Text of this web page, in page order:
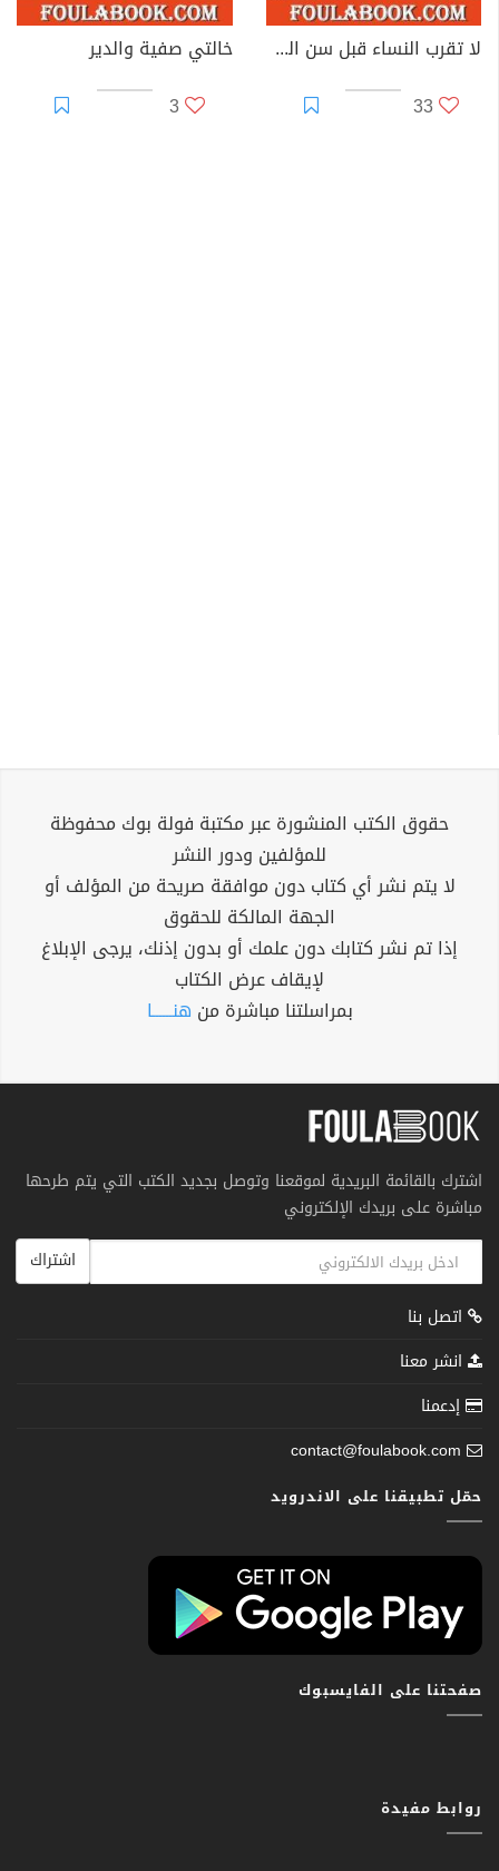
لا تقرب النساء قبل سن الخامسة والعشرين
33
خالتي صفية والدير
3
حقوق الكتب المنشورة عبر مكتبة فولة بوك محفوظة
للمؤلفين ودور النشر
لا يتم نشر أي كتاب دون موافقة صريحة من المؤلف أو
الجهة المالكة للحقوق
إذا تم نشر كتابك دون علمك أو بدون إذنك، يرجى الإبلاغ
لإيقاف عرض الكتاب
بمراسلتنا مباشرة من هنــــــا
اشترك بالقائمة البريدية لموقعنا وتوصل بجديد الكتب التي يتم طرحها
مباشرة على بريدك الإلكتروني
اشتراك
اتصل بنا
انشر معنا
إدعمنا
contact@foulabook.com
حمّل تطبيقنا على الاندرويد
صفحتنا على الفايسبوك
روابط مفيدة